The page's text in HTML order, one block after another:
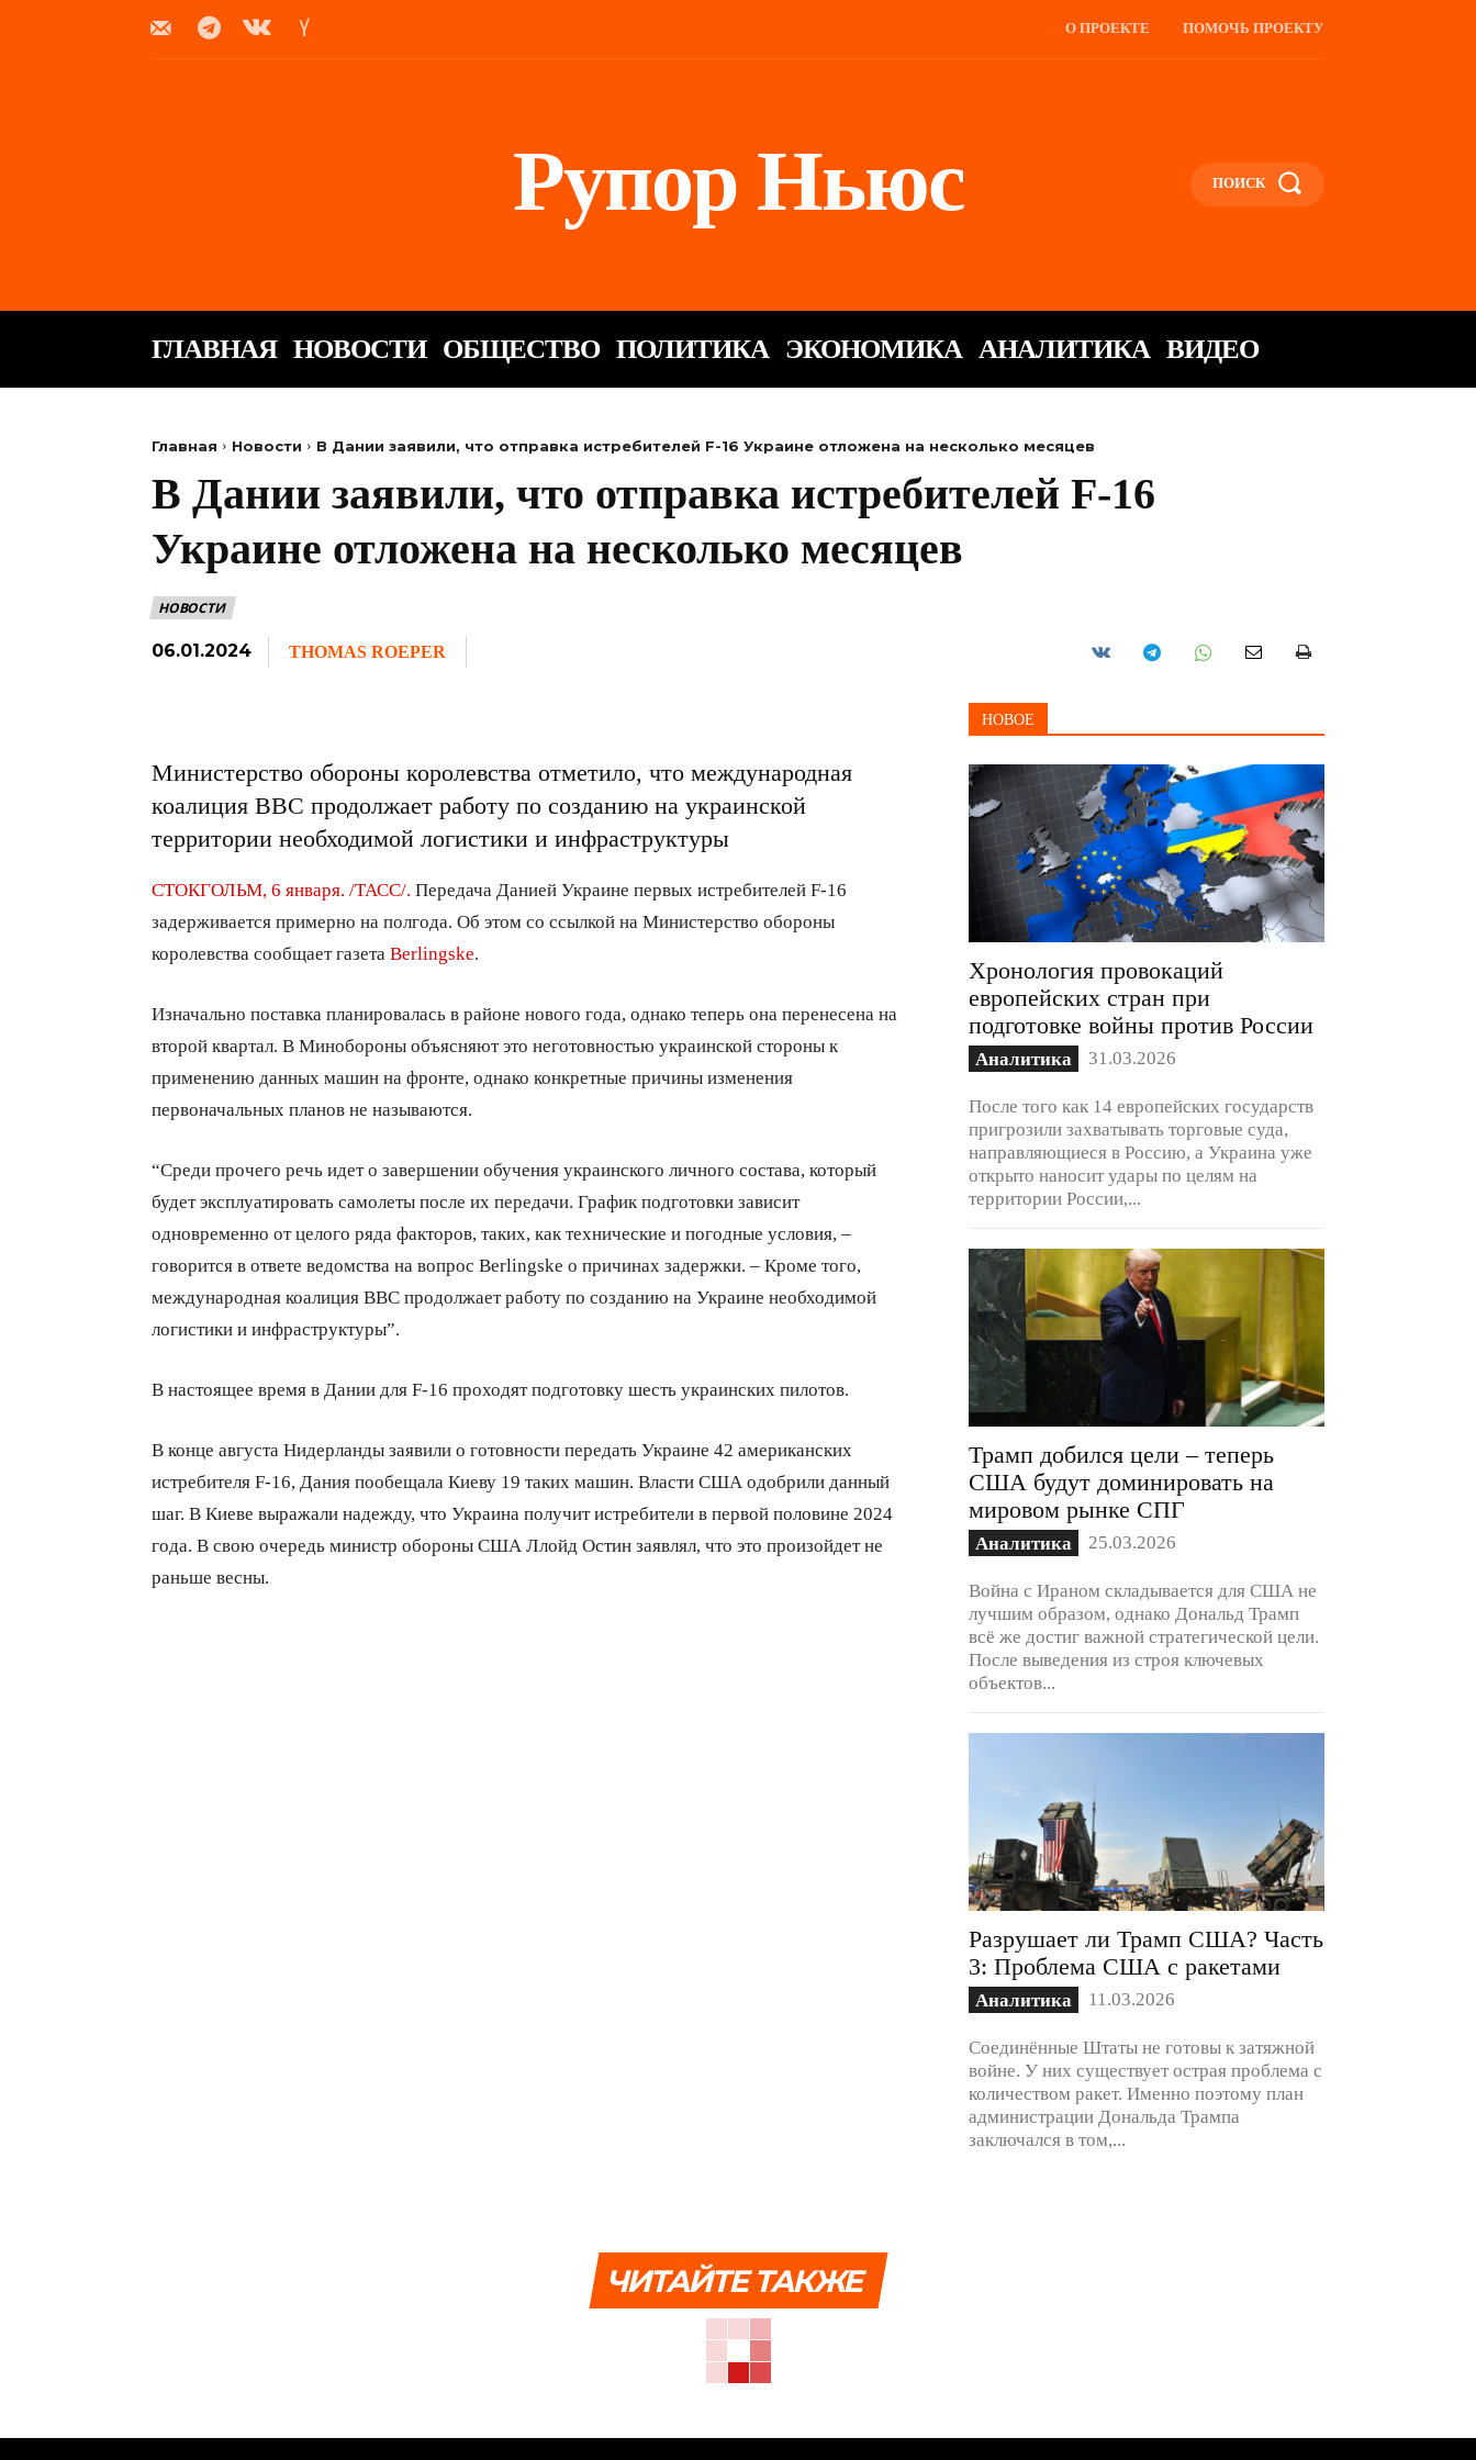
О ПРОЕКТЕ ПОМОЧЬ ПРОЕКТУ
Рупор Ньюс ПОИСК
ГЛАВНАЯ НОВОСТИ ОБЩЕСТВО ПОЛИТИКА ЭКОНОМИКА АНАЛИТИКА ВИДЕО
Главная Новости В Дании заявили, что отправка истребителей F-16 Украине отложена на несколько месяцев
В Дании заявили, что отправка истребителей F-16
Украине отложена на несколько месяцев
НОВОСТИ
06.01.2024 THOMAS ROEPER
Министерство обороны королевства отметило, что международная
коалиция ВВС продолжает работу по созданию на украинской
территории необходимой логистики и инфраструктуры
СТОКГОЛЬМ, 6 января. /ТАСС/. Передача Данией Украине первых истребителей F-16
задерживается примерно на полгода. Об этом со ссылкой на Министерство обороны
королевства сообщает газета Berlingske
Изначально поставка планировалась в районе нового года, однако теперь она перенесена на
второй квартал. В Минобороны объясняют это неготовностью украинской стороны к
применению данных машин на фронте, однако конкретные причины изменения
первоначальных планов не называются.
“Среди прочего речь идет о завершении обучения украинского личного состава, который
будет эксплуатировать самолеты после их передачи. График подготовки зависит
одновременно от целого ряда факторов, таких, как технические и погодные условия, –
говорится в ответе ведомства на вопрос Berlingske о причинах задержки. – Кроме того,
международная коалиция ВВС продолжает работу по созданию на Украине необходимой
логистики и инфраструктуры”.
В настоящее время в Дании для F-16 проходят подготовку шесть украинских пилотов.
В конце августа Нидерланды заявили о готовности передать Украине 42 американских
истребителя F-16, Дания пообещала Киеву 19 таких машин. Власти США одобрили данный
шаг. В Киеве выражали надежду, что Украина получит истребители в первой половине 2024
года. В свою очередь министр обороны США Ллойд Остин заявлял, что это произойдет не
раньше весны.
НОВОЕ
Хронология провокаций
европейских стран при
подготовке войны против России
Аналитика 31.03.2026
После того как 14 европейских государств
пригрозили захватывать торговые суда,
направляющиеся в Россию, а Украина уже
открыто наносит удары по целям на
территории России,...
Трамп добился цели – теперь
США будут доминировать на
мировом рынке СПГ
Аналитика 25.03.2026
Война с Ираном складывается для США не
лучшим образом, однако Дональд Трамп
всё же достиг важной стратегической цели.
После выведения из строя ключевых
объектов...
Разрушает ли Трамп США? Часть
3: Проблема США с ракетами
Аналитика 11.03.2026
Соединённые Штаты не готовы к затяжной
войне. У них существует острая проблема с
количеством ракет. Именно поэтому план
администрации Дональда Трампа
заключался в том,...
ЧИТАЙТЕ ТАКЖЕ